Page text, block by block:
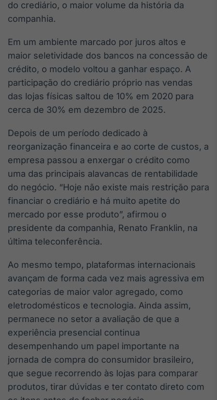
do crediário, o maior volume da história da
companhia.
Em um ambiente marcado por juros altos e
maior seletividade dos bancos na concessão de
crédito, o modelo voltou a ganhar espaço. A
participação do crediário próprio nas vendas
das lojas físicas saltou de 10% em 2020 para
cerca de 30% em dezembro de 2025.
Depois de um período dedicado à
reorganização financeira e ao corte de custos, a
empresa passou a enxergar o crédito como
uma das principais alavancas de rentabilidade
do negócio. “Hoje não existe mais restrição para
financiar o crediário e há muito apetite do
mercado por esse produto”, afirmou o
presidente da companhia, Renato Franklin, na
última teleconferência.
Ao mesmo tempo, plataformas internacionais
avançam de forma cada vez mais agressiva em
categorias de maior valor agregado, como
eletrodomésticos e tecnologia. Ainda assim,
permanece no setor a avaliação de que a
experiência presencial continua
desempenhando um papel importante na
jornada de compra do consumidor brasileiro,
que segue recorrendo às lojas para comparar
produtos, tirar dúvidas e ter contato direto com